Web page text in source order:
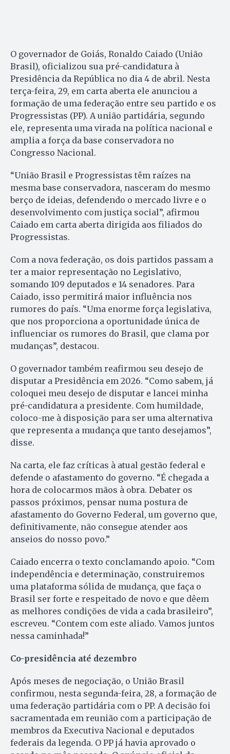
O governador de Goiás, Ronaldo Caiado (União
Brasil), oficializou sua pré-candidatura à
Presidência da República no dia 4 de abril. Nesta
terça-feira, 29, em carta aberta ele anunciou a
formação de uma federação entre seu partido e os
Progressistas (PP). A união partidária, segundo
ele, representa uma virada na política nacional e
amplia a força da base conservadora no
Congresso Nacional.
“União Brasil e Progressistas têm raízes na
mesma base conservadora, nasceram do mesmo
berço de ideias, defendendo o mercado livre e o
desenvolvimento com justiça social”, afirmou
Caiado em carta aberta dirigida aos filiados do
Progressistas.
Com a nova federação, os dois partidos passam a
ter a maior representação no Legislativo,
somando 109 deputados e 14 senadores. Para
Caiado, isso permitirá maior influência nos
rumores do país. “Uma enorme força legislativa,
que nos proporciona a oportunidade única de
influenciar os rumores do Brasil, que clama por
mudanças”, destacou.
O governador também reafirmou seu desejo de
disputar a Presidência em 2026. “Como sabem, já
coloquei meu desejo de disputar e lancei minha
pré-candidatura a presidente. Com humildade,
coloco-me à disposição para ser uma alternativa
que representa a mudança que tanto desejamos”,
disse.
Na carta, ele faz críticas à atual gestão federal e
defende o afastamento do governo. “É chegada a
hora de colocarmos mãos à obra. Debater os
passos próximos, pensar numa postura de
afastamento do Governo Federal, um governo que,
definitivamente, não consegue atender aos
anseios do nosso povo.”
Caiado encerra o texto conclamando apoio. “Com
independência e determinação, construiremos
uma plataforma sólida de mudança, que faça o
Brasil ser forte e respeitado de novo e que dêem
as melhores condições de vida a cada brasileiro”,
escreveu. “Contem com este aliado. Vamos juntos
nessa caminhada!”
Co-presidência até dezembro
Após meses de negociação, o União Brasil
confirmou, nesta segunda-feira, 28, a formação de
uma federação partidária com o PP. A decisão foi
sacramentada em reunião com a participação de
membros da Executiva Nacional e deputados
federais da legenda. O PP já havia aprovado o